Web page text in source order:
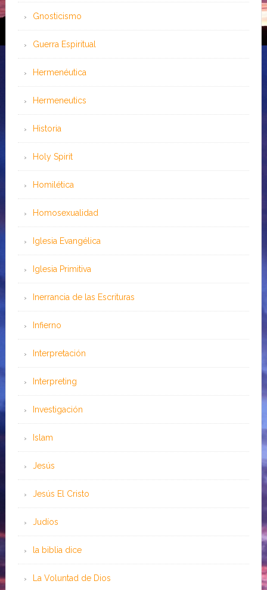
Gnosticismo
Guerra Espiritual
Hermenéutica
Hermeneutics
Historia
Holy Spirit
Homilética
Homosexualidad
Iglesia Evangélica
Iglesia Primitiva
Inerrancia de las Escrituras
Infierno
Interpretación
Interpreting
Investigación
Islam
Jesús
Jesús El Cristo
Judíos
la biblia dice
La Voluntad de Dios